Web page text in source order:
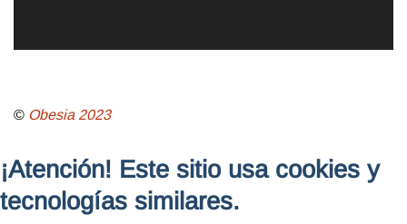
© Obesia2023
¡Atención! Este sitio usa cookies y
tecnologías similares.